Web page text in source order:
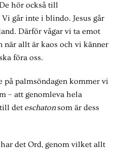
hör också till
går inte i blindo. Jesus går
Därför vågar vi ta emot
när allt är kaos och vi känner
föra oss.
på palmsöndagen kommer vi
– att genomleva hela
det eschatonsom är dess
det Ord, genom vilket allt